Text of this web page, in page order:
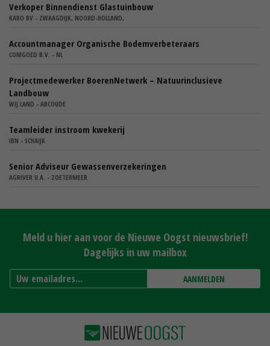
Verkoper Binnendienst Glastuinbouw
KARO BV - ZWAAGDIJK, NOORD-HOLLAND,
Accountmanager Organische Bodemverbeteraars
COMGOED B.V. - NL
Projectmedewerker BoerenNetwerk – Natuurinclusieve
Landbouw
WIJ.LAND - ABCOUDE
Teamleider instroom kwekerij
IBN - SCHAIJK
Senior Adviseur Gewassenverzekeringen
AGRIVER U.A. - ZOETERMEER
Meld u hier aan voor de Nieuwe Oogst nieuwsbrief!
Dagelijks in uw mailbox
AANMELDEN